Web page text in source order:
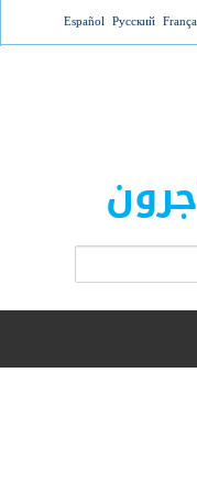
Русский
Español